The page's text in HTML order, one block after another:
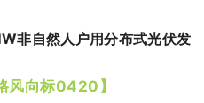
非自然人户用分布式光伏发
风向标0420】